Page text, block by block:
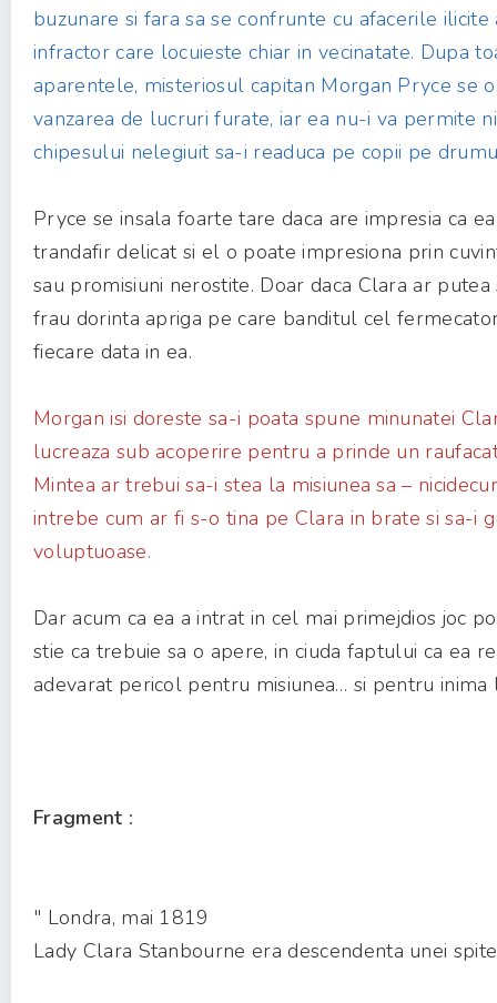
buzunare si fara sa se confrunte cu afacerile ilicite
infractor care locuieste chiar in vecinatate. Dupa
aparentele, misteriosul capitan Morgan Pryce se
vanzarea de lucruri furate, iar ea nu-i va permite
chipesului nelegiuit sa-i readuca pe copii pe
Pryce se insala foarte tare daca are impresia ca
trandafir delicat si el o poate impresiona prin
sau promisiuni nerostite. Doar daca Clara ar putea
frau dorinta apriga pe care banditul cel
fiecare data in ea.
Morgan isi doreste sa-i poata spune minunatei
lucreaza sub acoperire pentru a prinde un
Mintea ar trebui sa-i stea la misiunea sa –
intrebe cum ar fi s-o tina pe Clara in brate si sa-i
voluptuoase.
Dar acum ca ea a intrat in cel mai primejdios joc
stie ca trebuie sa o apere, in ciuda faptului ca ea
adevarat pericol pentru misiunea… si pentru inima
Fragment :
" Londra, mai 1819
Lady Clara Stanbourne era descendenta unei